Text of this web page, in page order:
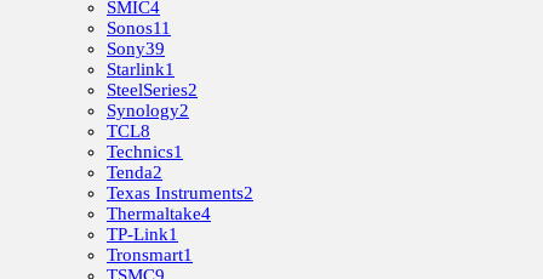
SMIC4
Sonos11
Sony39
Starlink1
SteelSeries2
Synology2
TCL8
Technics1
Tenda2
Texas Instruments2
Thermaltake4
TP-Link1
Tronsmart1